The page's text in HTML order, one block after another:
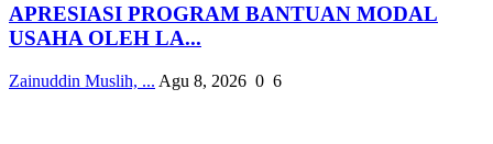
APRESIASI PROGRAM BANTUAN MODAL
USAHA OLEH LA...
Zainuddin Muslih, ... Agu 8, 2026 0 6